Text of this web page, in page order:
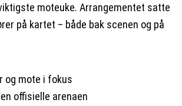
moteuke. Arrangementet satte
på kartet – både bak scenen og på
og mote i fokus
offisielle arenaen